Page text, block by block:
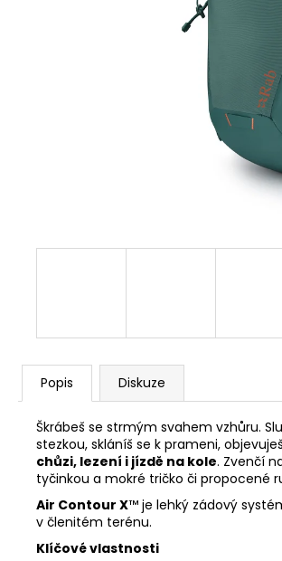
Popis Diskuze
Škrábeš se strmým svahem vzhůru.
stezkou, skláníš se k prameni,
chůzi, lezení i jízdě na kole. Zvenčí
tyčinkou a mokré tričko či propocené
Air Contour X™ je lehký zádový
v členitém terénu.
Klíčové vlastnosti
DÁMSKÉ PANTOFLE PETER